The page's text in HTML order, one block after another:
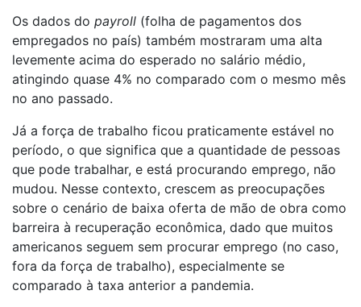
Os dados do payroll (folha de pagamentos dos
empregados no país) também mostraram uma alta
levemente acima do esperado no salário médio,
atingindo quase 4% no comparado com o mesmo mês
no ano passado.
Já a força de trabalho ficou praticamente estável no
período, o que significa que a quantidade de pessoas
que pode trabalhar, e está procurando emprego, não
mudou. Nesse contexto, crescem as preocupações
sobre o cenário de baixa oferta de mão de obra como
barreira à recuperação econômica, dado que muitos
americanos seguem sem procurar emprego (no caso,
fora da força de trabalho), especialmente se
comparado à taxa anterior a pandemia.